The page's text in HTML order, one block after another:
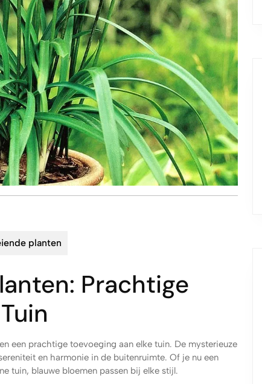
planten
Prachtige
een prachtige toevoeging aan elke tuin. De mysterieuze
en harmonie in de buitenruimte. Of je nu een
tuin, blauwe bloemen passen bij elke stijl.